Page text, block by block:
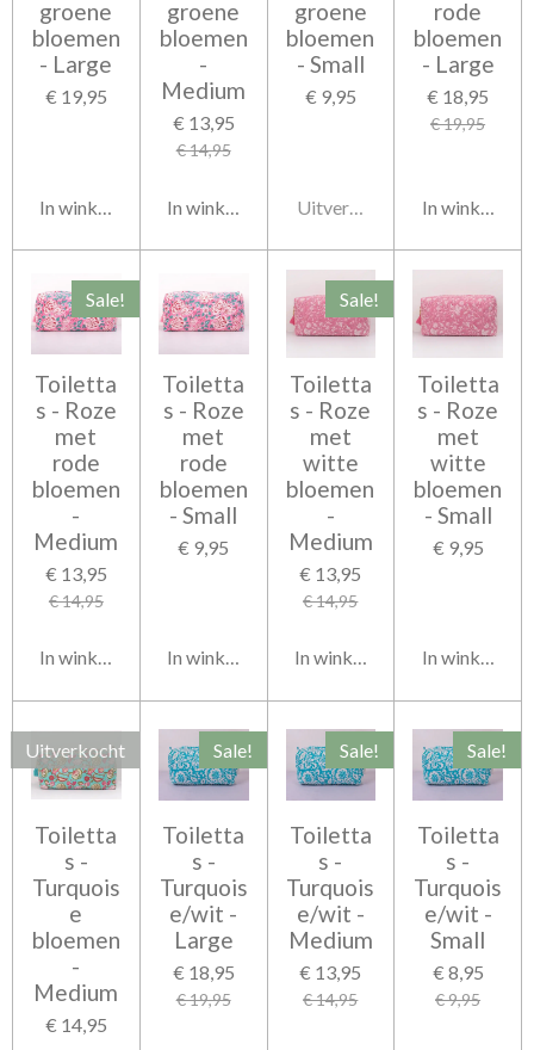
groene
bloemen
- Large
€ 19,95
In winkelwagen
groene
bloemen
-
Medium
€ 13,95
€ 14,95
In winkelwagen
groene
bloemen
- Small
€ 9,95
Uitverkocht
rode
bloemen
- Large
€ 18,95
€ 19,95
In
Sale!
Toiletta
s - Roze
met
rode
bloemen
-
Medium
€ 13,95
€ 14,95
In winkelwagen
Toiletta
s - Roze
met
rode
bloemen
- Small
€ 9,95
In winkelwagen
Sale!
Toiletta
s - Roze
met
witte
bloemen
-
Medium
€ 13,95
€ 14,95
In winkelwagen
Toiletta
s - Roze
met
witte
bloemen
- Small
€ 9,95
In
Uitverkocht
Toiletta
s -
Turquois
e
bloemen
-
Medium
€ 14,95
Sale!
Toiletta
s -
Turquois
e/wit -
Large
€ 18,95
€ 19,95
Sale!
Toiletta
s -
Turquois
e/wit -
Medium
€ 13,95
€ 14,95
Sale!
Toiletta
s -
Turquois
e/wit -
Small
€ 8,95
€ 9,95